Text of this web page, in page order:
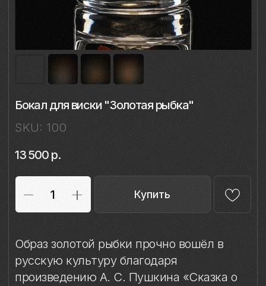
Бокал для виски "Золотая рыбка"
Образ золотой рыбки прочно вошёл в
произведению А. С. Пушкина «Сказка о
рыбаке и рыбке». Этот волшебный
исполнения желаний.
умеет мечтать и ценить простые
радости. В её сияющей чешуе - удача, а в
лёгком движении плавника -
предчувствие перемен к лучшему.